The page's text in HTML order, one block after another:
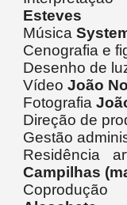
Esteves
Música
Cenografia e
Desenho de
VídeoJoão
Fotografia
Direção de
Gestão
Residência
Campilhas